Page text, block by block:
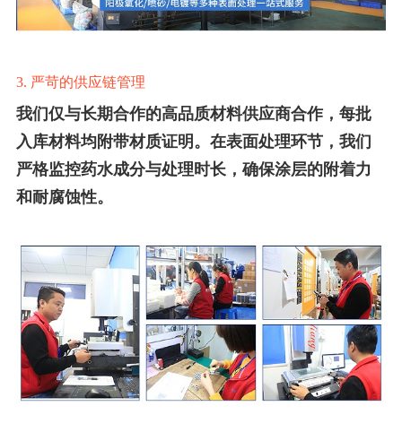
3. 严苛的供应链管理
我们仅与长期合作的高品质材料供应商合作，每批
入库材料均附带材质证明。在表面处理环节，我们
严格监控药水成分与处理时长，确保涂层的附着力
和耐腐蚀性。